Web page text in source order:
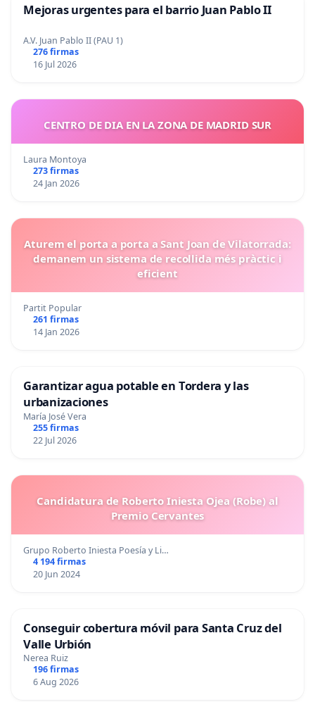
Mejoras urgentes para el barrio Juan Pablo II
A.V. Juan Pablo II (PAU 1)
276 firmas
16 Jul 2026
CENTRO DE DIA EN LA ZONA DE MADRID SUR
Laura Montoya
273 firmas
24 Jan 2026
Aturem el porta a porta a Sant Joan de Vilatorrada:
demanem un sistema de recollida més pràctic i
eficient
Partit Popular
261 firmas
14 Jan 2026
Garantizar agua potable en Tordera y las
urbanizaciones
María José Vera
255 firmas
22 Jul 2026
Candidatura de Roberto Iniesta Ojea (Robe) al
Premio Cervantes
Grupo Roberto Iniesta Poesía y Li…
4 194 firmas
20 Jun 2024
Conseguir cobertura móvil para Santa Cruz del
Valle Urbión
Nerea Ruiz
196 firmas
6 Aug 2026